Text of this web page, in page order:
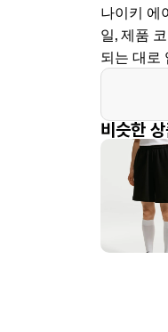
나이키 에
일, 제품
되는 대로
비슷한